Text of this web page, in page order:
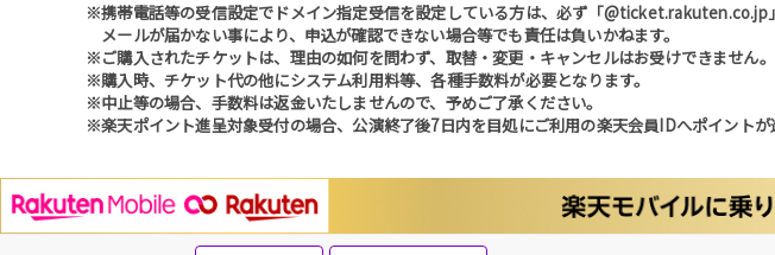
※携帯電話等の受信設定でドメイン指定受信を設定している方は、必ず「@ticket.rakuten.co.jp
メールが届かない事により、申込が確認できない場合等でも責任は負いかねます。
※ご購入されたチケットは、理由の如何を問わず、取替・変更・キャンセルはお受けできません。
※購入時、チケット代の他にシステム利用料等、各種手数料が必要となります。
※中止等の場合、手数料は返金いたしませんので、予めご了承ください。
※楽天ポイント進呈対象受付の場合、公演終了後7日内を目処にご利用の楽天会員IDへポイントが